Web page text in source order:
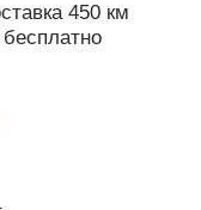
450 км
бесплатно